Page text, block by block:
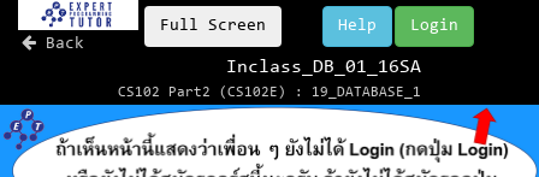
Back
Full Screen Login
Help
Inclass_DB_01_16SA
CS102 Part2 (CS102E) : 19_DATABASE_1